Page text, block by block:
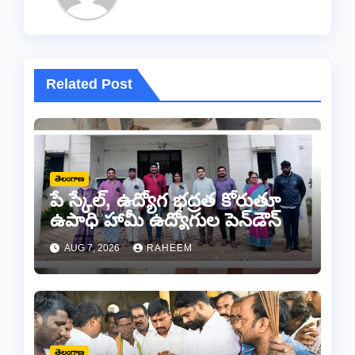
Related Post
తెలంగాణ
పే స్కేల్, ఉద్యోగ భద్రత కోరుతూ
ఉపాధి హామీ ఉద్యోగుల పెన్‌డౌన్
AUG 7, 2026 RAHEEM
తెలంగాణ